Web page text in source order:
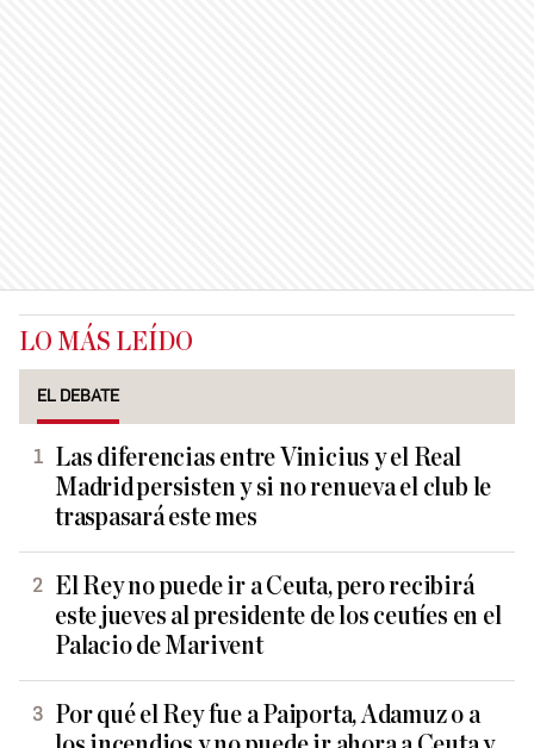
LO MÁS LEÍDO
EL DEBATE
Las diferencias entre Vinicius y el Real
Madrid persisten y si no renueva el club le
traspasará este mes
El Rey no puede ir a Ceuta, pero recibirá
este jueves al presidente de los ceutíes en el
Palacio de Marivent
Por qué el Rey fue a Paiporta, Adamuz o a